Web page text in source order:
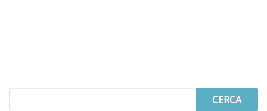
Search